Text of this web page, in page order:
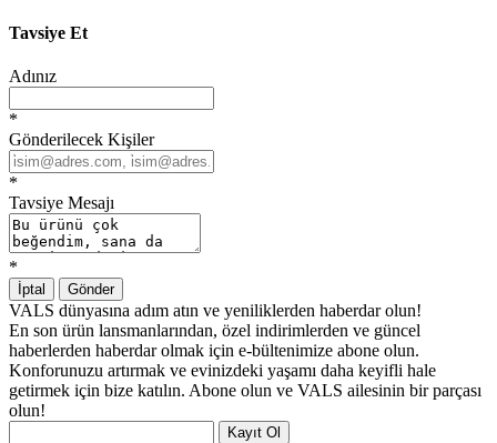
Tavsiye Et
Adınız
*
Gönderilecek Kişiler
*
Tavsiye Mesajı
*
İptal Gönder
VALS dünyasına adım atın ve yeniliklerden haberdar olun!
En son ürün lansmanlarından, özel indirimlerden ve güncel
haberlerden haberdar olmak için e-bültenimize abone olun.
Konforunuzu artırmak ve evinizdeki yaşamı daha keyifli hale
getirmek için bize katılın. Abone olun ve VALS ailesinin bir parçası
olun!
Kayıt Ol